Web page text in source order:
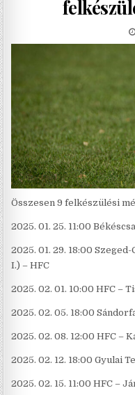
Összesen 9 felkészülési
2025. 01. 25. 11:00
2025. 01. 29. 18:00
I.) – HFC
2025. 02. 01. 10:00 HFC –
2025. 02. 05. 18:00
2025. 02. 08. 12:00 HFC –
2025. 02. 12. 18:00 Gyulai
2025. 02. 15. 11:00 HFC –